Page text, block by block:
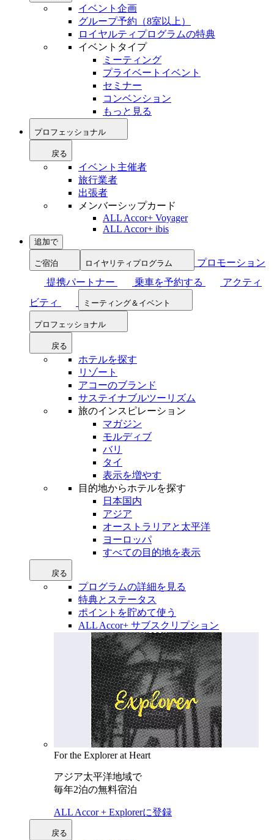
イベント企画
グループ予約（8室以上）
ロイヤルティプログラムの特典
イベントタイプ
ミーティング
プライベートイベント
セミナー
コンベンション
もっと見る
プロフェッショナル
戻る
イベント主催者
旅行業者
出張者
メンバーシップカード
ALL Accor+ Voyager
ALL Accor+ ibis
追加で
ご宿泊 ロイヤリティプログラム
プロモーション
提携パートナー
乗車を予約する
アクティ
ビティ
ミーティング＆イベント
プロフェッショナル
戻る
ホテルを探す
リゾート
アコーのブランド
サステイナブルツーリズム
旅のインスピレーション
マガジン
モルディブ
バリ
タイ
表示を増やす
目的地からホテルを探す
日本国内
アジア
オーストラリアと太平洋
ヨーロッパ
すべての目的地を表示
戻る
プログラムの詳細を見る
特典とステータス
ポイントを貯めて使う
ALL Accor+ サブスクリプション
For the Explorer at Heart
アジア太平洋地域で
毎年2泊の無料宿泊
ALL Accor + Explorerに登録
戻る